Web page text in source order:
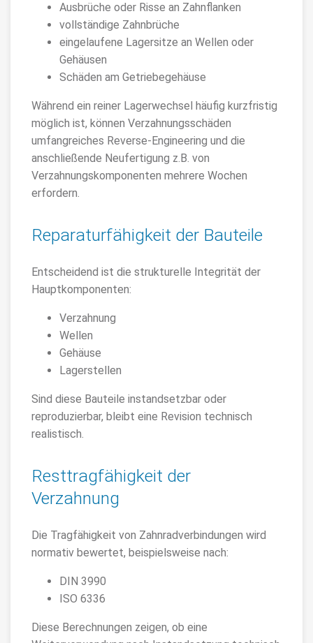
Ausbrüche oder Risse an Zahnflanken
vollständige Zahnbrüche
eingelaufene Lagersitze an Wellen oder
Gehäusen
Schäden am Getriebegehäuse
Während ein reiner Lagerwechsel häufig kurzfristig
möglich ist, können Verzahnungsschäden
umfangreiches Reverse-Engineering und die
anschließende Neufertigung z.B. von
Verzahnungskomponenten mehrere Wochen
erfordern.
Reparaturfähigkeit der Bauteile
Entscheidend ist die strukturelle Integrität der
Hauptkomponenten:
Verzahnung
Wellen
Gehäuse
Lagerstellen
Sind diese Bauteile instandsetzbar oder
reproduzierbar, bleibt eine Revision technisch
realistisch.
Resttragfähigkeit der
Verzahnung
Die Tragfähigkeit von Zahnradverbindungen wird
normativ bewertet, beispielsweise nach:
DIN 3990
ISO 6336
Diese Berechnungen zeigen, ob eine